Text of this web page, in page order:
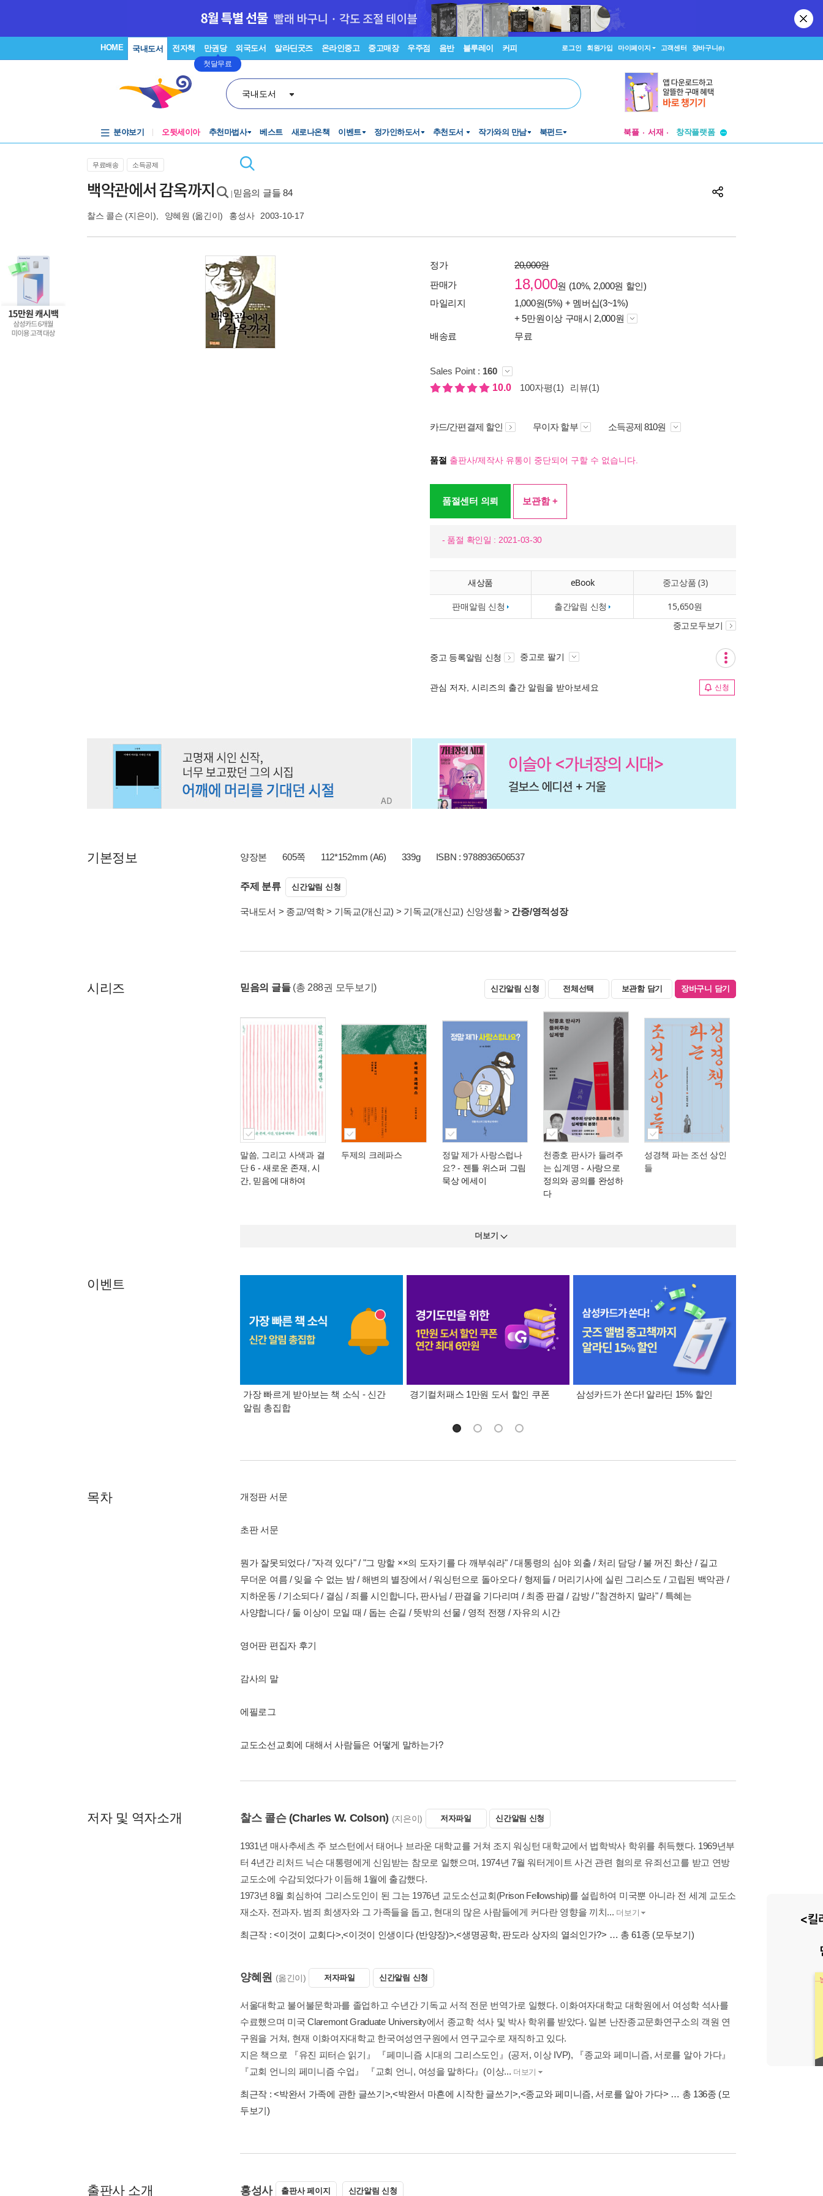
HOME 국내도서 전자책 만권당
첫달무료
외국도서 알라딘굿즈 온라인중고 중고매장 우주점 음반 블루레이 커피 로그인 회원가입 마이페이지 고객센터 장바구니(0)
국내도서
분야보기 오뒷세이아 추천마법사 베스트 새로나온책 이벤트 정가인하도서 추천도서 작가와의 만남 북펀드 북플 서재
창작플랫폼
투비컨티뉴드
무료배송
소득공제
백악관에서 감옥까지 믿음의 글들 84
찰스 콜슨 (지은이), 양혜원 (옮긴이) 홍성사 2003-10-17
정가
20,000원
판매가
18,000원 (10%, 2,000원 할인)
마일리지
1,000원(5%) + 멤버십(3~1%)
+ 5만원이상 구매시 2,000원
배송료
무료
Sales Point : 160
10.0
100자평(1) 리뷰(1)
카드/간편결제 할인 무이자 할부 소득공제 810원
품절 출판사/제작사 유통이 중단되어 구할 수 없습니다.
품절센터 의뢰 보관함 +
- 품절 확인일 : 2021-03-30
새상품 eBook 중고상품 (3)
판매알림 신청 출간알림 신청 15,650원
중고모두보기
중고 등록알림 신청 중고로 팔기
관심 저자, 시리즈의 출간 알림을 받아보세요 신청
기본정보 양장본 605쪽 112*152mm (A6) 339g ISBN : 9788936506537
주제 분류 신간알림 신청
국내도서 > 종교/역학> 기독교(개신교) > 기독교(개신교) 신앙생활> 간증/영적성장
시리즈 믿음의 글들 (총 288권 모두보기) 신간알림 신청 전체선택 보관함 담기 장바구니 담기
말씀, 그리고 사색과 결
단 6 - 새로운 존재, 시
간, 믿음에 대하여
두제의 크레파스
정말 제가 사랑스럽나
요?- 젠틀 위스퍼 그림
묵상 에세이
천종호 판사가 들려주
는 십계명 - 사랑으로
정의와 공의를 완성하
다
성경책 파는 조선 상인
들
더보기
이벤트
가장 빠르게 받아보는 책 소식 - 신간
알림 총집합
경기컬처패스 1만원 도서 할인 쿠폰 삼성카드가 쏜다! 알라딘 15% 할인
목차 개정판 서문
초판 서문
뭔가 잘못되었다 / "자격 있다" / "그 망할 ××의 도자기를 다 깨부숴라" / 대통령의 심야 외출 / 처리 담당 / 불 꺼진 화산 / 길고
무더운 여름 / 잊을 수 없는 밤 / 해변의 별장에서 / 워싱턴으로 돌아오다 / 형제들 / 머리기사에 실린 그리스도 / 고립된 백악관 /
지하운동 / 기소되다 / 결심 / 죄를 시인합니다, 판사님 / 판결을 기다리며 / 최종 판결 / 감방 / "참견하지 말라" / 특혜는
사양합니다 / 둘 이상이 모일 때 / 돕는 손길 / 뜻밖의 선물 / 영적 전쟁 / 자유의 시간
영어판 편집자 후기
감사의 말
에필로그
교도소선교회에 대해서 사람들은 어떻게 말하는가?
저자 및 역자소개 찰스 콜슨(Charles W. Colson) (지은이) 저자파일 신간알림 신청
1931년 매사추세츠 주 보스턴에서 태어나 브라운 대학교를 거쳐 조지 워싱턴 대학교에서 법학박사 학위를 취득했다. 1969년부
터 4년간 리처드 닉슨 대통령에게 신임받는 참모로 일했으며, 1974년 7월 워터게이트 사건 관련 혐의로 유죄선고를 받고 연방
교도소에 수감되었다가 이듬해 1월에 출감했다.
1973년 8월 회심하여 그리스도인이 된 그는 1976년 교도소선교회(Prison Fellowship)를 설립하여 미국뿐 아니라 전 세계 교도소
재소자. 전과자. 범죄 희생자와 그 가족들을 돕고, 현대의 많은 사람들에게 커다란 영향을 끼치... 더보기
최근작 :<이것이 교회다>,<이것이 인생이다 (반양장)>,<생명공학, 판도라 상자의 열쇠인가?> … 총 61종 (모두보기)
양혜원 (옮긴이) 저자파일 신간알림 신청
서울대학교 불어불문학과를 졸업하고 수년간 기독교 서적 전문 번역가로 일했다. 이화여자대학교 대학원에서 여성학 석사를
수료했으며 미국 Claremont Graduate University에서 종교학 석사 및 박사 학위를 받았다. 일본 난잔종교문화연구소의 객원 연
구원을 거쳐, 현재 이화여자대학교 한국여성연구원에서 연구교수로 재직하고 있다.
지은 책으로 『유진 피터슨 읽기』 『페미니즘 시대의 그리스도인』(공저, 이상 IVP), 『종교와 페미니즘, 서로를 알아 가다』
『교회 언니의 페미니즘 수업』 『교회 언니, 여성을 말하다』(이상... 더보기
최근작 :<박완서 가족에 관한 글쓰기>,<박완서 마흔에 시작한 글쓰기>,<종교와 페미니즘, 서로를 알아 가다> … 총 136종 (모
두보기)
출판사 소개 홍성사 출판사 페이지 신간알림 신청